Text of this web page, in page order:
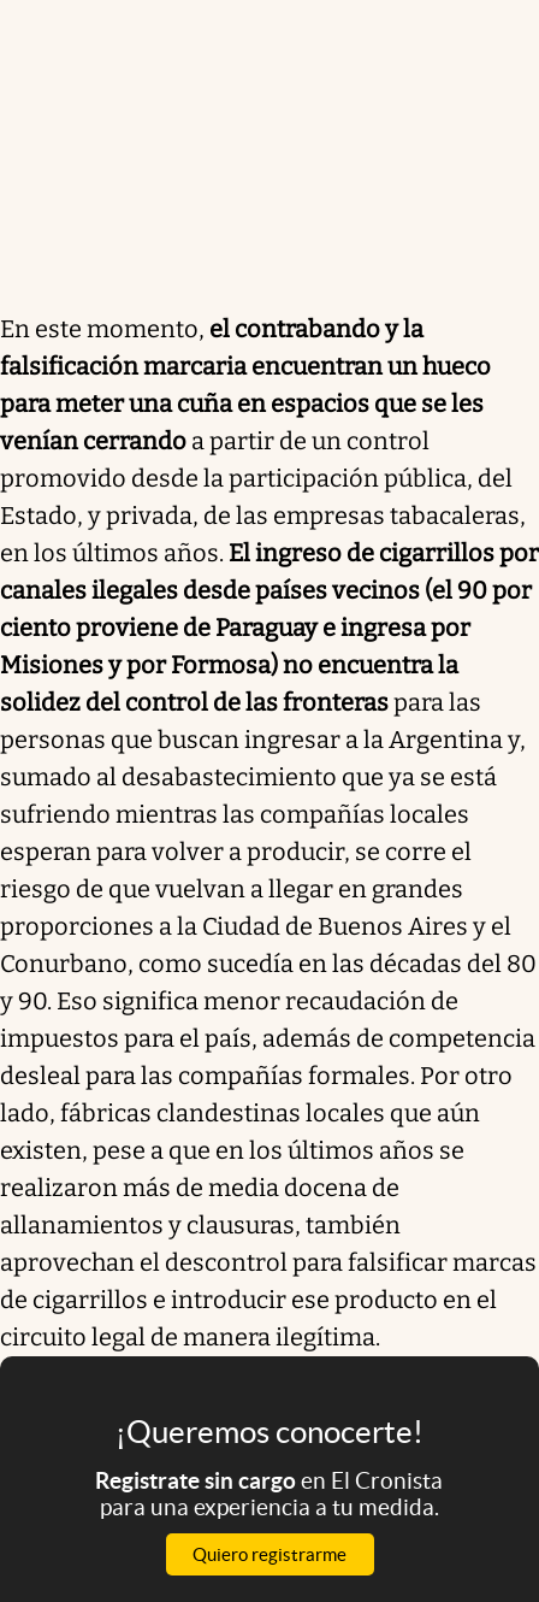
En este momento, el contrabando y la
falsificación marcaria encuentran un hueco
para meter una cuña en espacios que se les
venían cerrando a partir de un control
promovido desde la participación pública, del
Estado, y privada, de las empresas tabacaleras,
en los últimos años. El ingreso de cigarrillos por
canales ilegales desde países vecinos (el 90 por
ciento proviene de Paraguay e ingresa por
Misiones y por Formosa) no encuentra la
solidez del control de las fronteraspara las
personas que buscan ingresar a la Argentina y,
sumado al desabastecimiento que ya se está
sufriendo mientras las compañías locales
esperan para volver a producir, se corre el
riesgo de que vuelvan a llegar en grandes
proporciones a la Ciudad de Buenos Aires y el
Conurbano, como sucedía en las décadas del 80
y 90. Eso significa menor recaudación de
impuestos para el país, además de competencia
desleal para las compañías formales. Por otro
lado, fábricas clandestinas locales que aún
existen, pese a que en los últimos años se
realizaron más de media docena de
allanamientos y clausuras, también
aprovechan el descontrol para falsificar marcas
de cigarrillos e introducir ese producto en el
circuito legal de manera ilegítima.
¡Queremos conocerte!
Registrate sin cargoen El Cronista
para una experiencia a tu medida.
Quiero registrarme